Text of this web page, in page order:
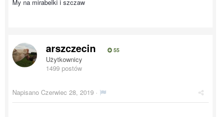
My na mirabelki i szczaw
arszczecin 55
Użytkownicy
1499 postów
Napisano Czerwiec 28, 2019 ·